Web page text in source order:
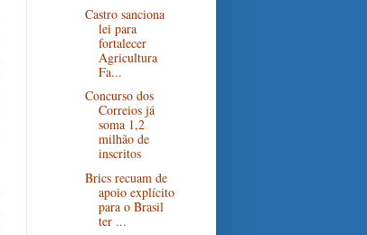
Castro sanciona
lei para
fortalecer
Agricultura
Fa...
Concurso dos
Correios já
soma 1,2
milhão de
inscritos
Brics recuam de
apoio explícito
para o Brasil
ter ...